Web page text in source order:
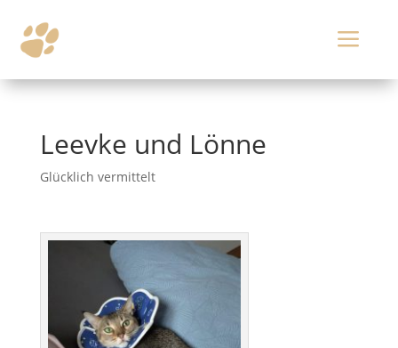
a
Leevke und Lönne
Glücklich vermittelt